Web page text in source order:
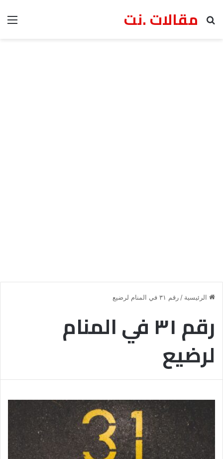
مقالات .نت
بحث عن
الرئيسية / رقم ٣١ في المنام لرضيع
رقم ٣١ في المنام
لرضيع